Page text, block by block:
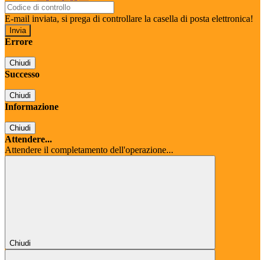
E-mail inviata, si prega di controllare la casella di posta elettronica!
Errore
Chiudi
Successo
Chiudi
Informazione
Chiudi
Attendere...
Attendere il completamento dell'operazione...
Chiudi